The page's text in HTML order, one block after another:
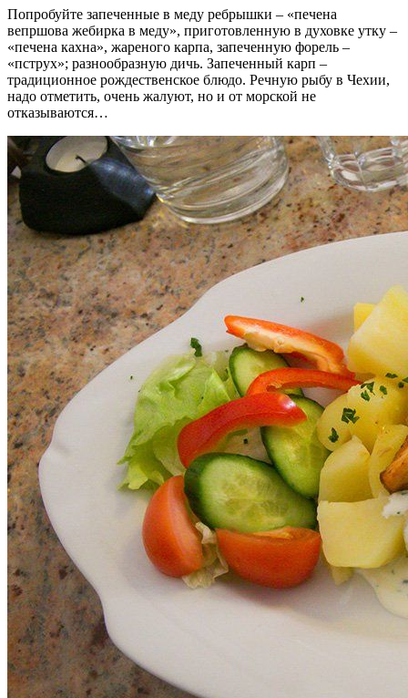
Попробуйте запеченные в меду ребрышки – «печена
вепршова жебирка в меду», приготовленную в духовке утку –
«печена кахна», жареного карпа, запеченную форель –
«пструх»; разнообразную дичь. Запеченный карп –
традиционное рождественское блюдо. Речную рыбу в Чехии,
надо отметить, очень жалуют, но и от морской не
отказываются…